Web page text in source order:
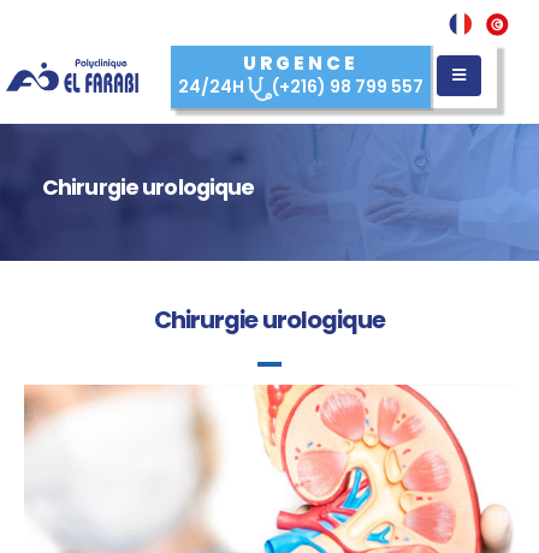
URGENCE
24/24H (+216) 98 799 557
Chirurgie urologique
Chirurgie urologique